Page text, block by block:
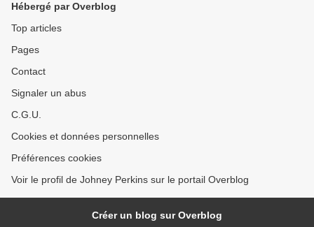
Hébergé par Overblog
Top articles
Pages
Contact
Signaler un abus
C.G.U.
Cookies et données personnelles
Préférences cookies
Voir le profil de Johney Perkins sur le portail Overblog
Créer un blog sur Overblog